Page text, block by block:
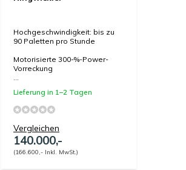
Hochgeschwindigkeit: bis zu
90 Paletten pro Stunde
Motorisierte 300-%-Power-
Vorreckung
...
Lieferung in 1–2 Tagen
Vergleichen
140.000,-
(166.600,- Inkl. MwSt.)